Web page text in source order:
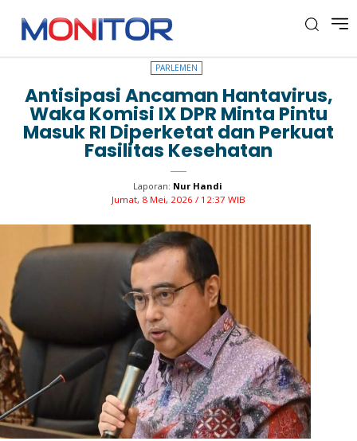
PARLEMEN
PARLEMEN
Antisipasi Ancaman Hantavirus,
Waka Komisi IX DPR Minta Pintu
Masuk RI Diperketat dan Perkuat
Fasilitas Kesehatan
Laporan: Nur Handi
Jumat, 8 Mei, 2026 / 12:37 WIB